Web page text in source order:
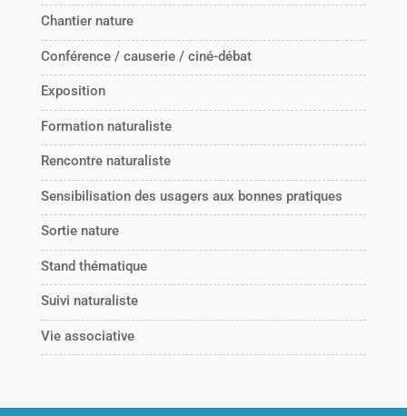
Chantier nature
Conférence / causerie / ciné-débat
Exposition
Formation naturaliste
Rencontre naturaliste
Sensibilisation des usagers aux bonnes pratiques
Sortie nature
Stand thématique
Suivi naturaliste
Vie associative